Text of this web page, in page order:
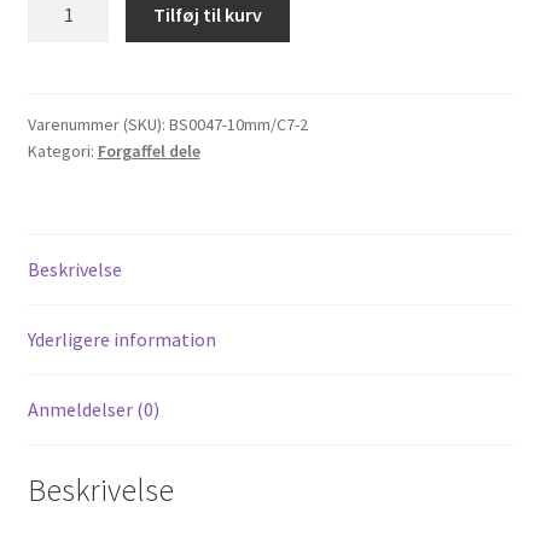
antal
Tilføj til kurv
Varenummer (SKU): BS0047-10mm/C7-2
Kategori: Forgaffel dele
Beskrivelse
Yderligere information
Anmeldelser (0)
Beskrivelse